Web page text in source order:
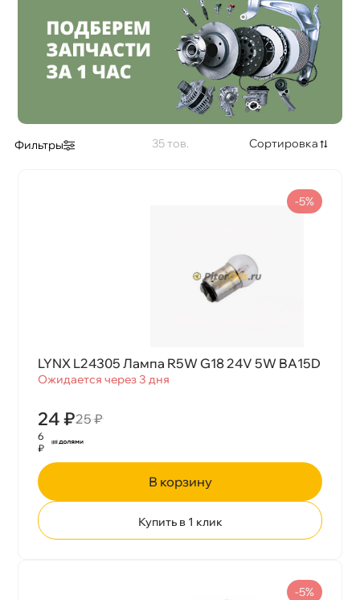
Фильтры 35 Сортировка
LYNX L24305 Лампа R5W G18 24V 5W BA15D
Ожидается через 3 дня
24 ₽25 ₽
-5%
6
₽
корзину
Купить в 1 клик
-5%